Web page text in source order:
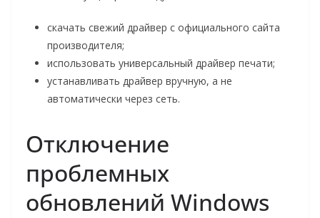
скачать свежий драйвер с официального сайта
производителя;
использовать универсальный драйвер печати;
устанавливать драйвер вручную, а не
автоматически через сеть.
Отключение
проблемных
обновлений Windows